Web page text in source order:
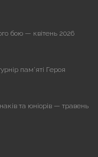
бою — квітень 2026
пам’яті Героя
та юніорів — травень